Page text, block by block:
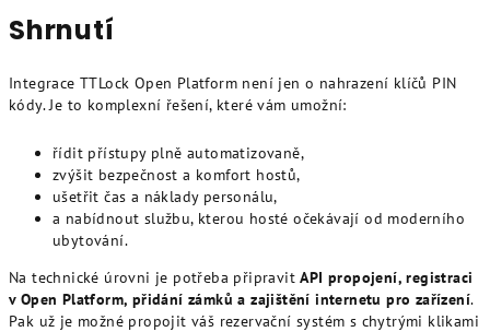
Shrnutí
Integrace TTLock Open Platform není jen o nahrazení klíčů PIN
kódy. Je to komplexní řešení, které vám umožní:
řídit přístupy plně automatizovaně,
zvýšit bezpečnost a komfort hostů,
ušetřit čas a náklady personálu,
a nabídnout službu, kterou hosté očekávají od moderního
ubytování.
Na technické úrovni je potřeba připravit API propojení, registraci
v Open Platform, přidání zámků a zajištění internetu pro zařízení.
Pak už je možné propojit váš rezervační systém s chytrými klikami